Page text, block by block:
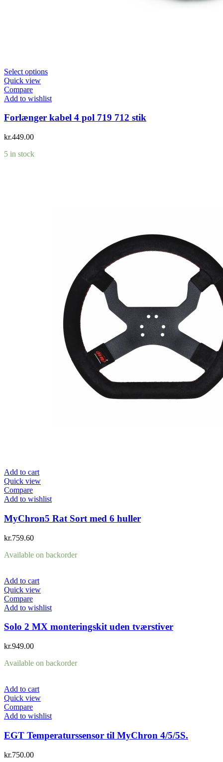
Select options
Quick view
Compare
Add to wishlist
Forlænger kabel 4 pol 719 712 stik
kr.449.00
5 in stock
Add to cart
Quick view
Compare
Add to wishlist
MyChron5 Rat Sort med 6 huller
kr.759.60
Available on backorder
Add to cart
Quick view
Compare
Add to wishlist
Solo 2 MX monteringskit uden tværstiver
kr.949.00
Available on backorder
Add to cart
Quick view
Compare
Add to wishlist
EGT Temperaturssensor til MyChron 4/5/5S.
kr.750.00